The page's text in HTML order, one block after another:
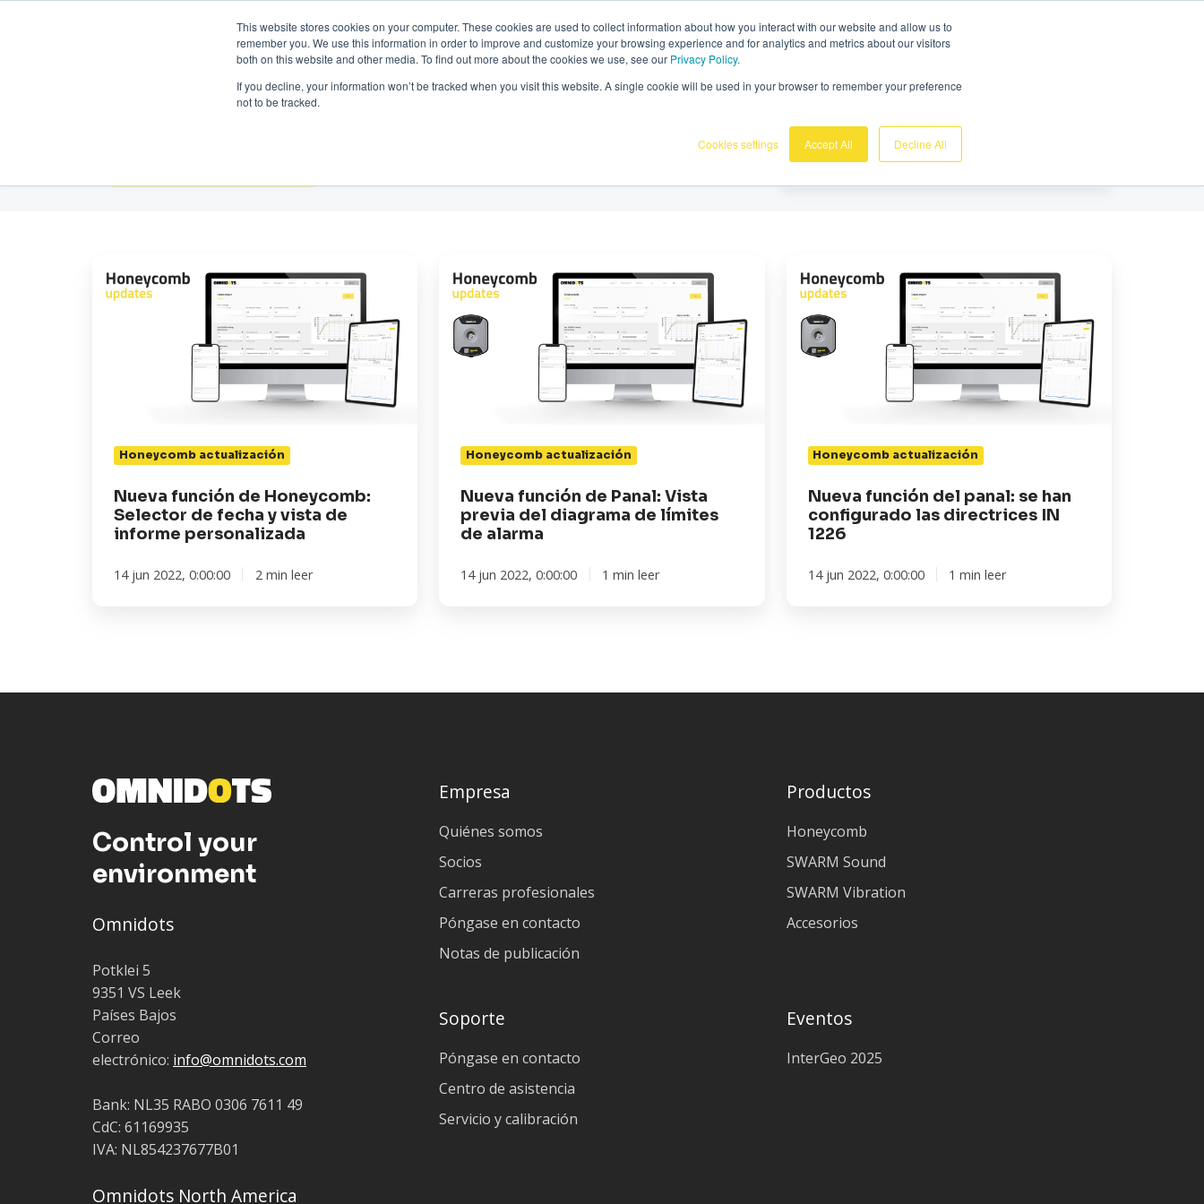
This website stores cookies on your computer. These cookies are used to collect information about how you interact with our website and allow us to
remember you. We use this information in order to improve and customize your browsing experience and for analytics and metrics about our visitors
both on this website and other media. To find out more about the cookies we use, see our Privacy Policy.
If you decline, your information won’t be tracked when you visit this website. A single cookie will be used in your browser to remember your preference
not to be tracked.
Cookies settings Accept All Decline All
Prenez contact avec nous :+31 85 0070336 | Omnidots dans les médias Demo Gratuite
Productos Clientes Base de conocimiento Sobre nosotros Soporte
función
vista
informe
personalizada
Honeycomb actualización
Nueva función de Honeycomb:
Selector de fecha y vista de
informe personalizada
14 jun 2022, 0:00:00 2 min leer
función
Panal:
Vista
límites
alarma
Honeycomb actualización
Nueva función de Panal: Vista
previa del diagrama de límites
de alarma
14 jun 2022, 0:00:00 1 min leer
función
panal:
se
directrices
1226
Honeycomb actualización
Nueva función del panal: se han
configurado las directrices IN
1226
14 jun 2022, 0:00:00 1 min leer
Control your
environment
Omnidots
Potklei 5
9351 VS Leek
Países Bajos
Correo
electrónico: info@omnidots.com
Bank: NL35 RABO 0306 7611 49
CdC: 61169935
IVA: NL854237677B01
Omnidots North America
Empresa
Quiénes somos
Socios
Carreras profesionales
Póngase en contacto
Notas de publicación
Productos
Honeycomb
SWARM Sound
SWARM Vibration
Accesorios
Soporte
Póngase en contacto
Centro de asistencia
Servicio y calibración
Eventos
InterGeo 2025